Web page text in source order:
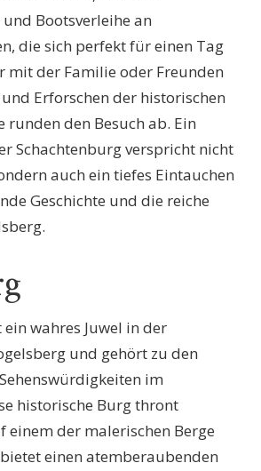
Bootsverleihe an
die sich perfekt für einen Tag
mit der Familie oder Freunden
Erforschen der historischen
runden den Besuch ab. Ein
Schachtenburg verspricht nicht
auch ein tiefes Eintauchen
Geschichte und die reiche
wahres Juwel in der
und gehört zu den
im
historische Burg thront
einem der malerischen Berge
einen atemberaubenden